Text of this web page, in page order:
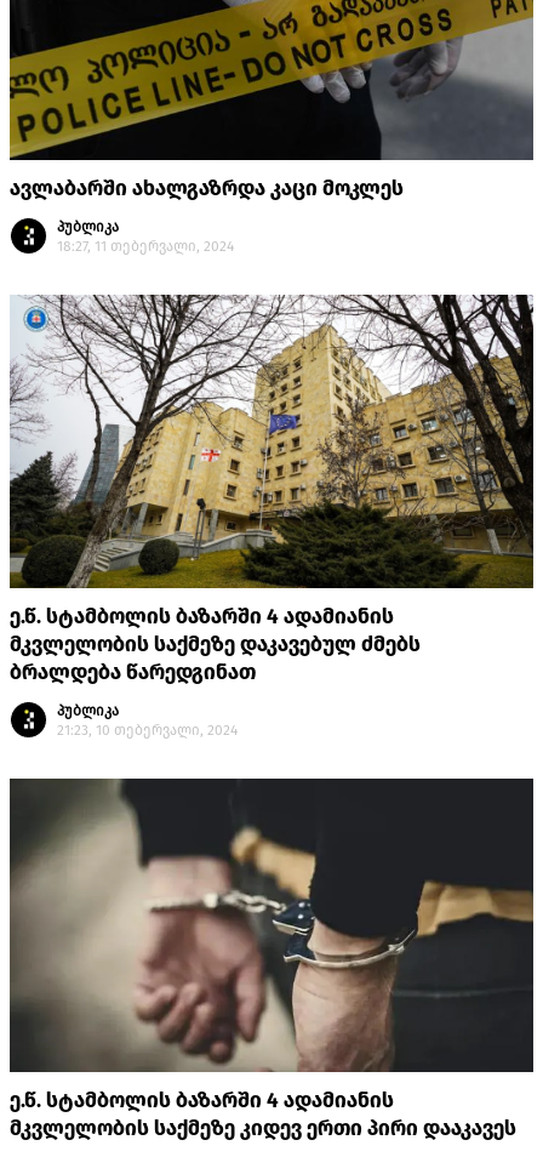
ავლაბარში ახალგაზრდა კაცი მოკლეს
პუბლიკა
18:27, 11 თებერვალი, 2024
ე.წ. სტამბოლის ბაზარში 4 ადამიანის
მკვლელობის საქმეზე დაკავებულ ძმებს
ბრალდება წარედგინათ
პუბლიკა
21:23, 10 თებერვალი, 2024
ე.წ. სტამბოლის ბაზარში 4 ადამიანის
მკვლელობის საქმეზე კიდევ ერთი პირი დააკავეს